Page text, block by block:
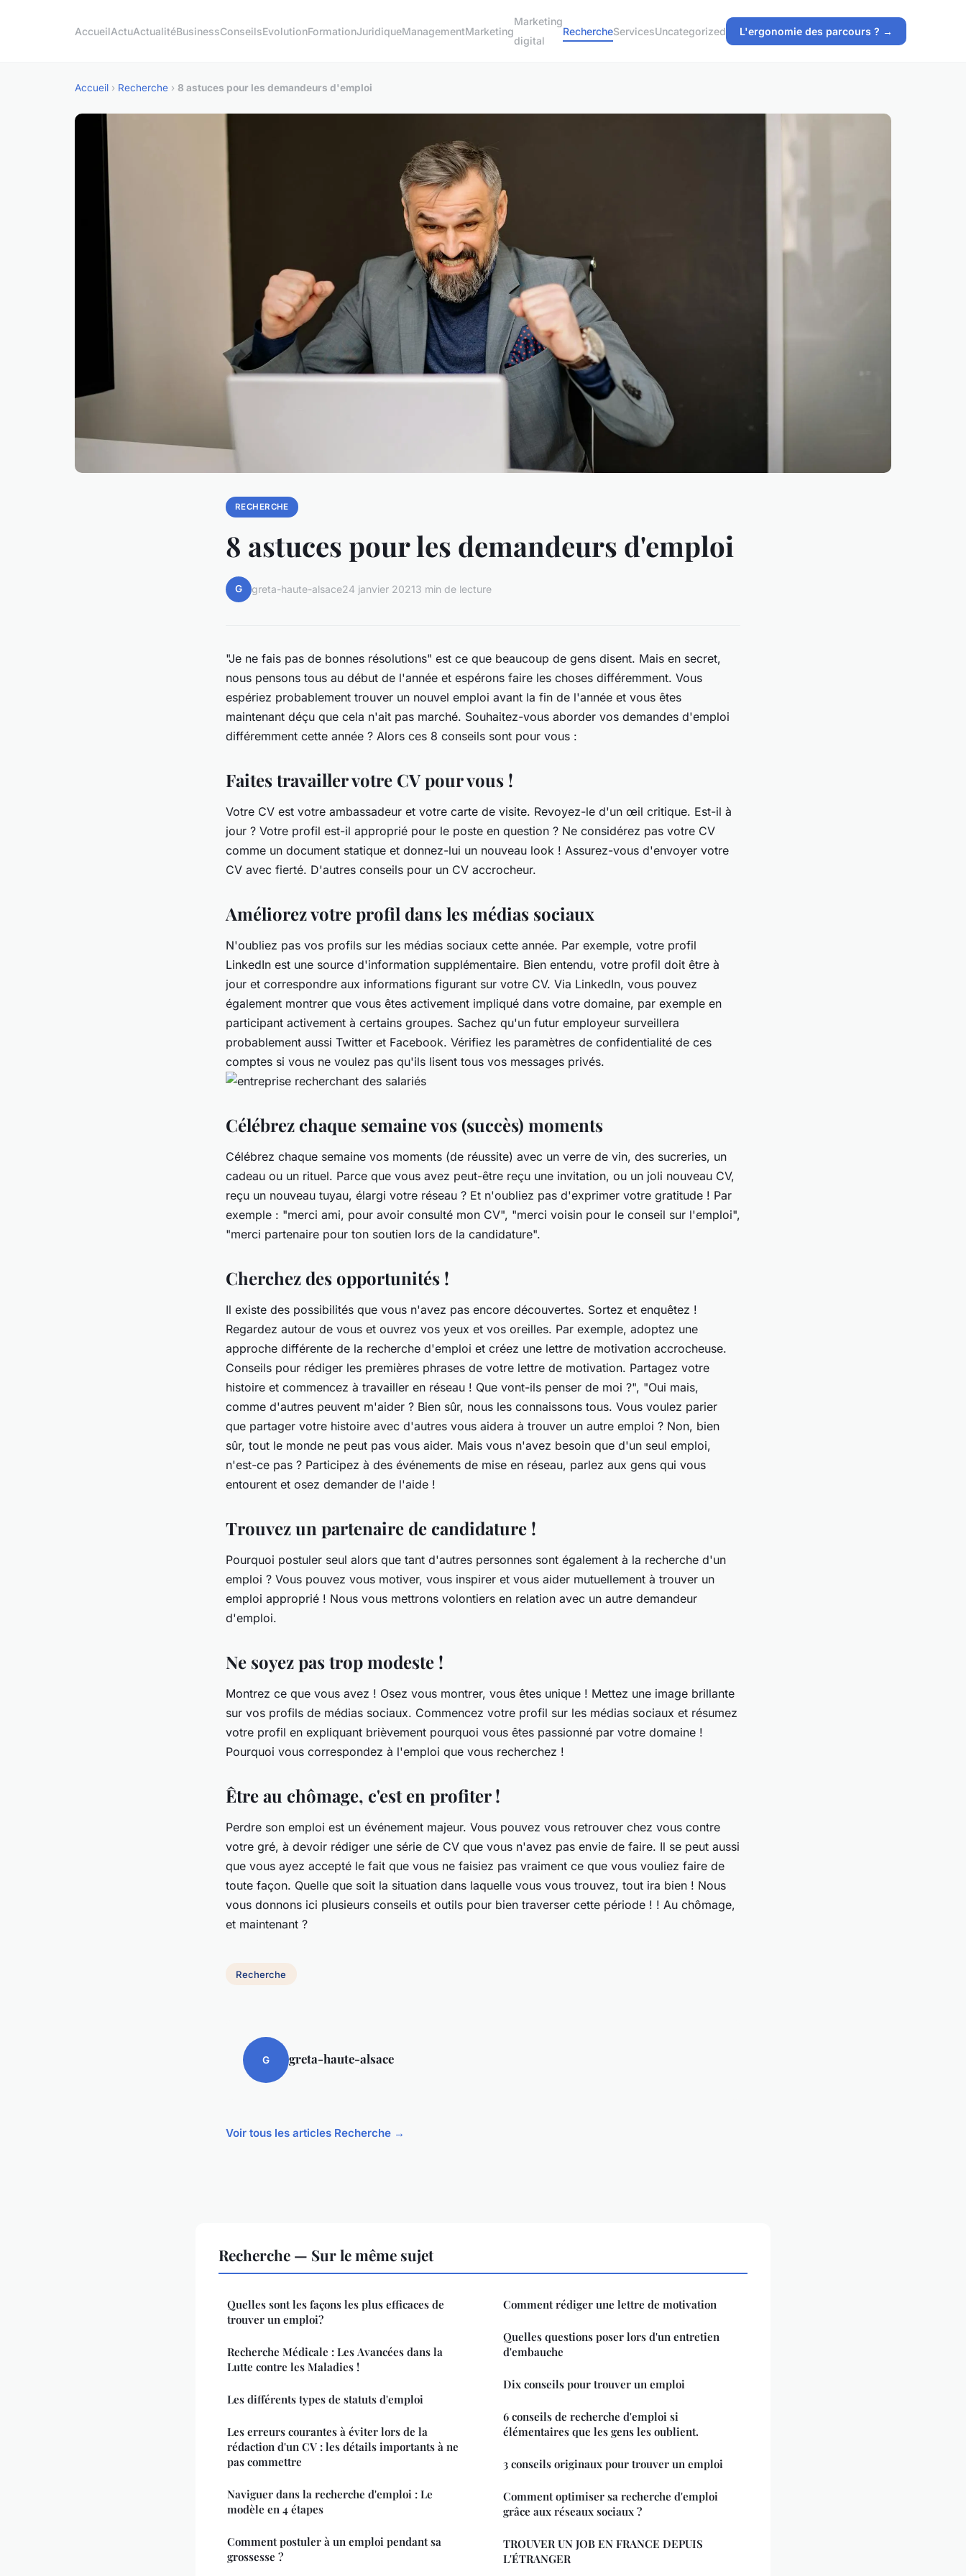
AccueilActuActualitéBusinessConseilsEvolutionFormationJuridiqueManagementMarketing
Marketing
digital
RechercheServicesUncategorized L'ergonomie des parcours ? →
Accueil › Recherche › 8 astuces pour les demandeurs d'emploi
RECHERCHE
8 astuces pour les demandeurs d'emploi
G greta-haute-alsace24 janvier 20213 min de lecture
"Je ne fais pas de bonnes résolutions" est ce que beaucoup de gens disent. Mais en secret,
nous pensons tous au début de l'année et espérons faire les choses différemment. Vous
espériez probablement trouver un nouvel emploi avant la fin de l'année et vous êtes
maintenant déçu que cela n'ait pas marché. Souhaitez-vous aborder vos demandes d'emploi
différemment cette année ? Alors ces 8 conseils sont pour vous :
Faites travailler votre CV pour vous !
Votre CV est votre ambassadeur et votre carte de visite. Revoyez-le d'un œil critique. Est-il à
jour ? Votre profil est-il approprié pour le poste en question ? Ne considérez pas votre CV
comme un document statique et donnez-lui un nouveau look ! Assurez-vous d'envoyer votre
CV avec fierté. D'autres conseils pour un CV accrocheur.
Améliorez votre profil dans les médias sociaux
N'oubliez pas vos profils sur les médias sociaux cette année. Par exemple, votre profil
LinkedIn est une source d'information supplémentaire. Bien entendu, votre profil doit être à
jour et correspondre aux informations figurant sur votre CV. Via LinkedIn, vous pouvez
également montrer que vous êtes activement impliqué dans votre domaine, par exemple en
participant activement à certains groupes. Sachez qu'un futur employeur surveillera
probablement aussi Twitter et Facebook. Vérifiez les paramètres de confidentialité de ces
comptes si vous ne voulez pas qu'ils lisent tous vos messages privés.
Célébrez chaque semaine vos (succès) moments
Célébrez chaque semaine vos moments (de réussite) avec un verre de vin, des sucreries, un
cadeau ou un rituel. Parce que vous avez peut-être reçu une invitation, ou un joli nouveau CV,
reçu un nouveau tuyau, élargi votre réseau ? Et n'oubliez pas d'exprimer votre gratitude ! Par
exemple : "merci ami, pour avoir consulté mon CV", "merci voisin pour le conseil sur l'emploi",
"merci partenaire pour ton soutien lors de la candidature".
Cherchez des opportunités !
Il existe des possibilités que vous n'avez pas encore découvertes. Sortez et enquêtez !
Regardez autour de vous et ouvrez vos yeux et vos oreilles. Par exemple, adoptez une
approche différente de la recherche d'emploi et créez une lettre de motivation accrocheuse.
Conseils pour rédiger les premières phrases de votre lettre de motivation. Partagez votre
histoire et commencez à travailler en réseau ! Que vont-ils penser de moi ?", "Oui mais,
comme d'autres peuvent m'aider ? Bien sûr, nous les connaissons tous. Vous voulez parier
que partager votre histoire avec d'autres vous aidera à trouver un autre emploi ? Non, bien
sûr, tout le monde ne peut pas vous aider. Mais vous n'avez besoin que d'un seul emploi,
n'est-ce pas ? Participez à des événements de mise en réseau, parlez aux gens qui vous
entourent et osez demander de l'aide !
Trouvez un partenaire de candidature !
Pourquoi postuler seul alors que tant d'autres personnes sont également à la recherche d'un
emploi ? Vous pouvez vous motiver, vous inspirer et vous aider mutuellement à trouver un
emploi approprié ! Nous vous mettrons volontiers en relation avec un autre demandeur
d'emploi.
Ne soyez pas trop modeste !
Montrez ce que vous avez ! Osez vous montrer, vous êtes unique ! Mettez une image brillante
sur vos profils de médias sociaux. Commencez votre profil sur les médias sociaux et résumez
votre profil en expliquant brièvement pourquoi vous êtes passionné par votre domaine !
Pourquoi vous correspondez à l'emploi que vous recherchez !
Être au chômage, c'est en profiter !
Perdre son emploi est un événement majeur. Vous pouvez vous retrouver chez vous contre
votre gré, à devoir rédiger une série de CV que vous n'avez pas envie de faire. Il se peut aussi
que vous ayez accepté le fait que vous ne faisiez pas vraiment ce que vous vouliez faire de
toute façon. Quelle que soit la situation dans laquelle vous vous trouvez, tout ira bien ! Nous
vous donnons ici plusieurs conseils et outils pour bien traverser cette période ! ! Au chômage,
et maintenant ?
Recherche
G greta-haute-alsace
Voir tous les articles Recherche →
Recherche — Sur le même sujet
Quelles sont les façons les plus efficaces de
trouver un emploi?
Recherche Médicale : Les Avancées dans la
Lutte contre les Maladies !
Les différents types de statuts d'emploi
Les erreurs courantes à éviter lors de la
rédaction d'un CV : les détails importants à ne
pas commettre
Naviguer dans la recherche d'emploi : Le
modèle en 4 étapes
Comment postuler à un emploi pendant sa
grossesse ?
Comment rédiger une lettre de motivation
Quelles questions poser lors d'un entretien
d'embauche
Dix conseils pour trouver un emploi
6 conseils de recherche d'emploi si
élémentaires que les gens les oublient.
3 conseils originaux pour trouver un emploi
Comment optimiser sa recherche d'emploi
grâce aux réseaux sociaux ?
TROUVER UN JOB EN FRANCE DEPUIS
L'ÉTRANGER